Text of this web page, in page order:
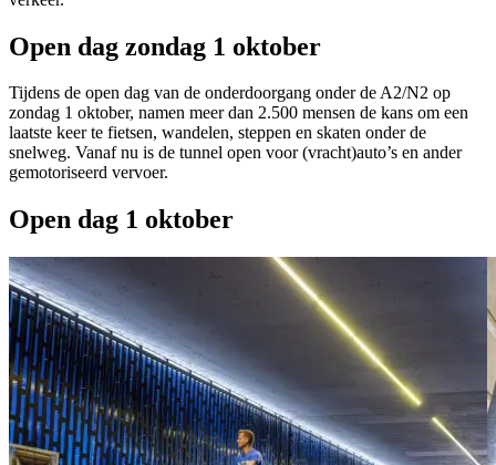
Open dag zondag 1 oktober
Tijdens de open dag van de onderdoorgang onder de A2/N2 op
zondag 1 oktober, namen meer dan 2.500 mensen de kans om een
laatste keer te fietsen, wandelen, steppen en skaten onder de
snelweg. Vanaf nu is de tunnel open voor (vracht)auto’s en ander
gemotoriseerd vervoer.
Open dag 1 oktober